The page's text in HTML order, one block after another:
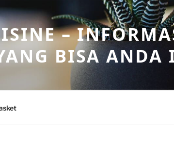
–
BISA